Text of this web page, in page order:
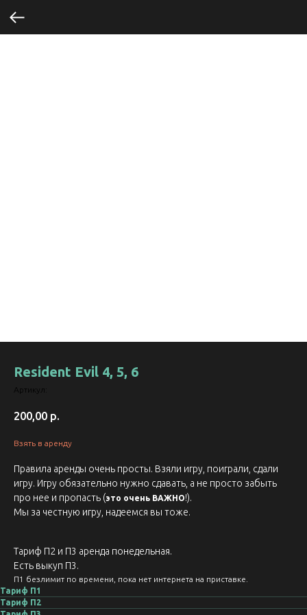
Resident Evil 4, 5, 6
Артикул:
200,00 р.
Взять в аренду
Правила аренды очень просты. Взяли игру, поиграли, сдали
игру. Игру обязательно нужно сдавать, а не просто забыть
про нее и пропасть (это очень ВАЖНО!).
Мы за честную игру, надеемся вы тоже.
Тариф П2 и П3 аренда понедельная.
Есть выкуп П3.
П1 безлимит по времени, пока нет интернета на приставке.
Тариф П1
Тариф П2